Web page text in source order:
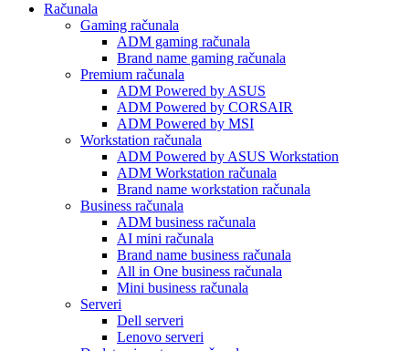
Računala
Gaming računala
ADM gaming računala
Brand name gaming računala
Premium računala
ADM Powered by ASUS
ADM Powered by CORSAIR
ADM Powered by MSI
Workstation računala
ADM Powered by ASUS Workstation
ADM Workstation računala
Brand name workstation računala
Business računala
ADM business računala
AI mini računala
Brand name business računala
All in One business računala
Mini business računala
Serveri
Dell serveri
Lenovo serveri